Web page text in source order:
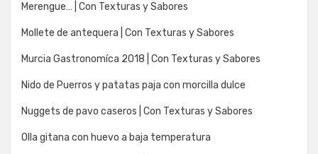
Merengue… | Con Texturas y Sabores
Mollete de antequera | Con Texturas y Sabores
Murcia Gastronomíca 2018 | Con Texturas y Sabores
Nido de Puerros y patatas paja con morcilla dulce
Nuggets de pavo caseros | Con Texturas y Sabores
Olla gitana con huevo a baja temperatura